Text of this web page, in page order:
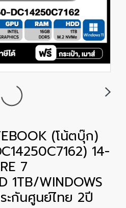
(โน้ตบุ๊ก)
14-
7
1TB/WINDOWS
ะกันศูนย์ไทย 2ปี